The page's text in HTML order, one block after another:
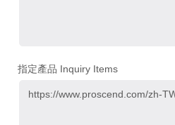
指定產品 Inquiry Items